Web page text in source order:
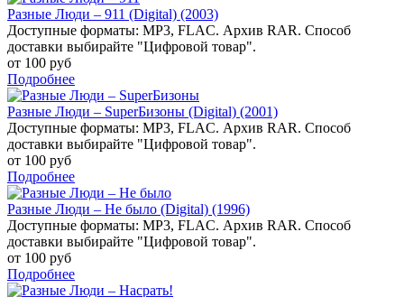
Разные Люди – 911 (Digital) (2003)
Доступные форматы: MP3, FLAC. Архив RAR. Способ
доставки выбирайте "Цифровой товар".
от 100 руб
Подробнее
Разные Люди – SuperБизоны (Digital) (2001)
Доступные форматы: MP3, FLAC. Архив RAR. Способ
доставки выбирайте "Цифровой товар".
от 100 руб
Подробнее
Разные Люди – Не было (Digital) (1996)
Доступные форматы: MP3, FLAC. Архив RAR. Способ
доставки выбирайте "Цифровой товар".
от 100 руб
Подробнее